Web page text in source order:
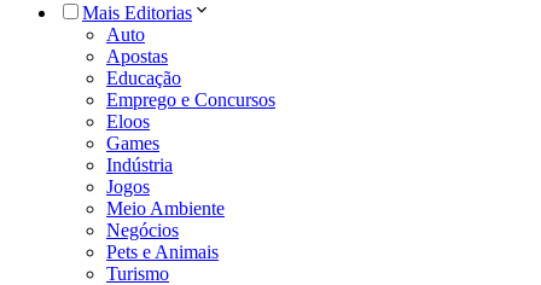
Mais Editorias
Auto
Apostas
Educação
Emprego e Concursos
Eloos
Games
Indústria
Jogos
Meio Ambiente
Negócios
Pets e Animais
Turismo